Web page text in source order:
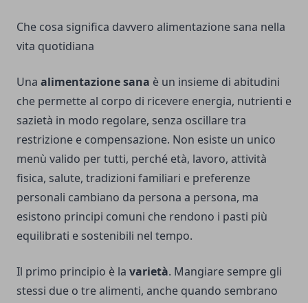
Che cosa significa davvero alimentazione sana nella
vita quotidiana
Una alimentazione sana è un insieme di abitudini
che permette al corpo di ricevere energia, nutrienti e
sazietà in modo regolare, senza oscillare tra
restrizione e compensazione. Non esiste un unico
menù valido per tutti, perché età, lavoro, attività
fisica, salute, tradizioni familiari e preferenze
personali cambiano da persona a persona, ma
esistono principi comuni che rendono i pasti più
equilibrati e sostenibili nel tempo.
Il primo principio è la varietà. Mangiare sempre gli
stessi due o tre alimenti, anche quando sembrano